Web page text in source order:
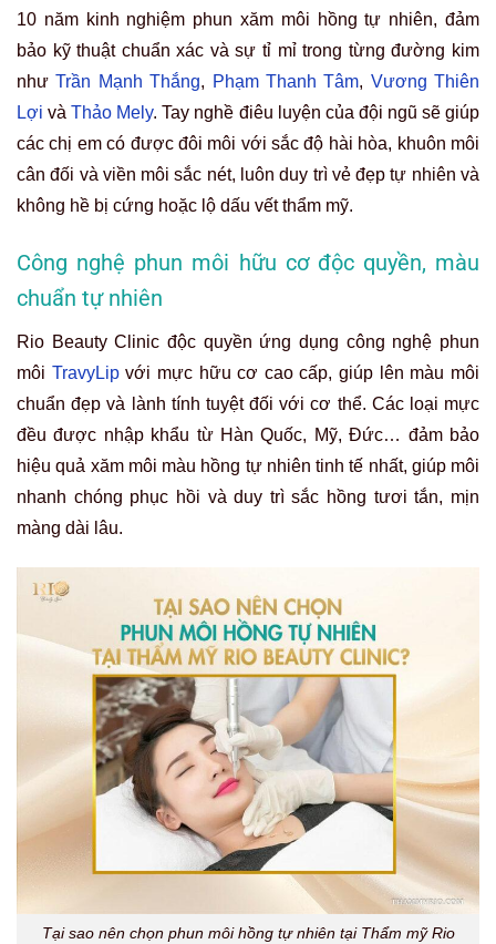
10 năm kinh nghiệm phun xăm môi hồng tự nhiên, đảm
bảo kỹ thuật chuẩn xác và sự tỉ mỉ trong từng đường kim
nhưTrần Mạnh Thắng, Phạm Thanh Tâm, Vương Thiên
Lợi vàThảo Mely. Tay nghề điêu luyện của đội ngũ sẽ giúp
các chị em có được đôi môi với sắc độ hài hòa, khuôn môi
cân đối và viền môi sắc nét, luôn duy trì vẻ đẹp tự nhiên và
không hề bị cứng hoặc lộ dấu vết thẩm mỹ.
Công nghệ phun môi hữu cơ độc quyền, màu
chuẩn tự nhiên
Rio Beauty Clinic độc quyền ứng dụng công nghệ phun
môi TravyLipvới mực hữu cơ cao cấp, giúp lên màu môi
chuẩn đẹp và lành tính tuyệt đối với cơ thể. Các loại mực
đều được nhập khẩu từ Hàn Quốc, Mỹ, Đức… đảm bảo
hiệu quả xăm môi màu hồng tự nhiên tinh tế nhất, giúp môi
nhanh chóng phục hồi và duy trì sắc hồng tươi tắn, mịn
màng dài lâu.
Tại sao nên chọn phun môi hồng tự nhiên tại Thẩm mỹ Rio